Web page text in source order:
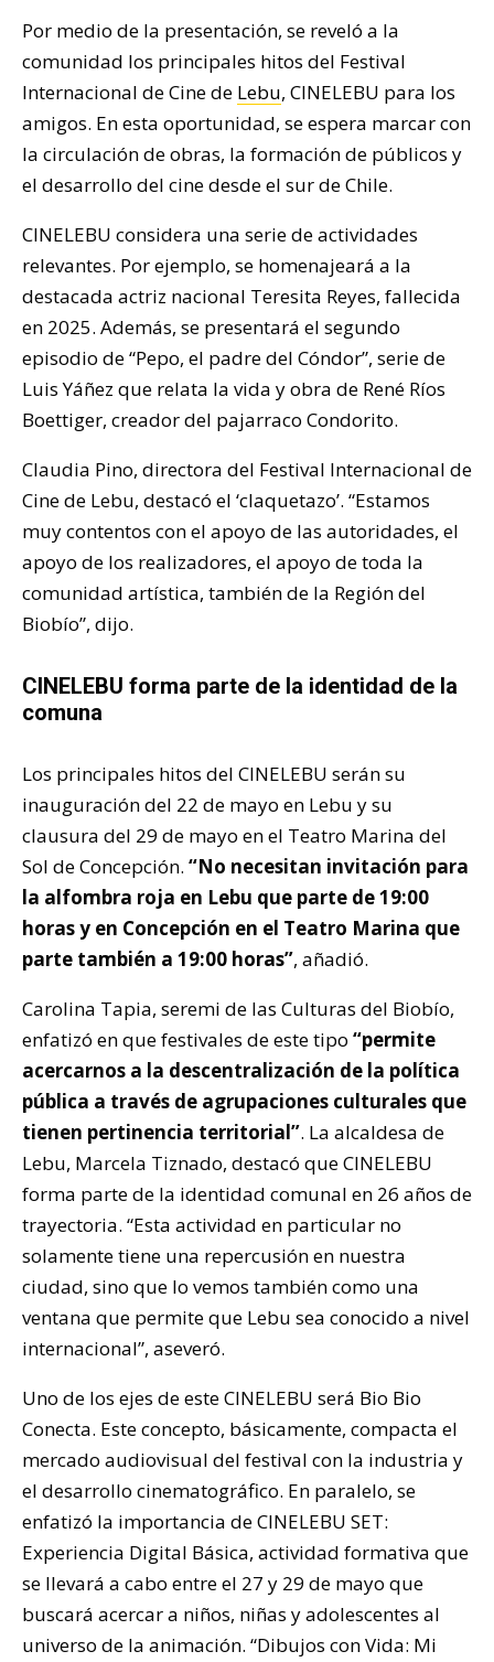
Por medio de la presentación, se reveló a la
comunidad los principales hitos del Festival
Internacional de Cine de Lebu, CINELEBU para los
amigos. En esta oportunidad, se espera marcar con
la circulación de obras, la formación de públicos y
el desarrollo del cine desde el sur de Chile.
CINELEBU considera una serie de actividades
relevantes. Por ejemplo, se homenajeará a la
destacada actriz nacional Teresita Reyes, fallecida
en 2025. Además, se presentará el segundo
episodio de “Pepo, el padre del Cóndor”, serie de
Luis Yáñez que relata la vida y obra de René Ríos
Boettiger, creador del pajarraco Condorito.
Claudia Pino, directora del Festival Internacional de
Cine de Lebu, destacó el ‘claquetazo’. “Estamos
muy contentos con el apoyo de las autoridades, el
apoyo de los realizadores, el apoyo de toda la
comunidad artística, también de la Región del
Biobío”, dijo.
CINELEBU forma parte de la identidad de la
comuna
Los principales hitos del CINELEBU serán su
inauguración del 22 de mayo en Lebu y su
clausura del 29 de mayo en el Teatro Marina del
Sol de Concepción. “No necesitan invitación para
la alfombra roja en Lebu que parte de 19:00
horas y en Concepción en el Teatro Marina que
parte también a 19:00 horas”, añadió.
Carolina Tapia, seremi de las Culturas del Biobío,
enfatizó en que festivales de este tipo “permite
acercarnos a la descentralización de la política
pública a través de agrupaciones culturales que
tienen pertinencia territorial”. La alcaldesa de
Lebu, Marcela Tiznado, destacó que CINELEBU
forma parte de la identidad comunal en 26 años de
trayectoria. “Esta actividad en particular no
solamente tiene una repercusión en nuestra
ciudad, sino que lo vemos también como una
ventana que permite que Lebu sea conocido a nivel
internacional”, aseveró.
Uno de los ejes de este CINELEBU será Bio Bio
Conecta. Este concepto, básicamente, compacta el
mercado audiovisual del festival con la industria y
el desarrollo cinematográfico. En paralelo, se
enfatizó la importancia de CINELEBU SET:
Experiencia Digital Básica, actividad formativa que
se llevará a cabo entre el 27 y 29 de mayo que
buscará acercar a niños, niñas y adolescentes al
universo de la animación. “Dibujos con Vida: Mi